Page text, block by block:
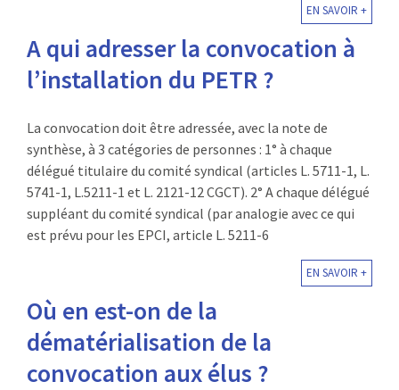
EN SAVOIR +
A qui adresser la convocation à
l’installation du PETR ?
La convocation doit être adressée, avec la note de
synthèse, à 3 catégories de personnes : 1° à chaque
délégué titulaire du comité syndical (articles L. 5711-1, L.
5741-1, L.5211-1 et L. 2121-12 CGCT). 2° A chaque délégué
suppléant du comité syndical (par analogie avec ce qui
est prévu pour les EPCI, article L. 5211-6
EN SAVOIR +
Où en est-on de la
dématérialisation de la
convocation aux élus ?